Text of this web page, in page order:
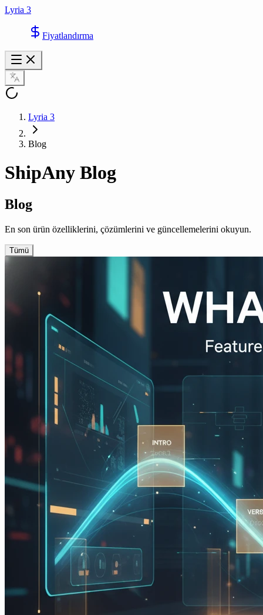
Lyria 3
Fiyatlandırma
Lyria 3
Blog
ShipAny Blog
Blog
En son ürün özelliklerini, çözümlerini ve güncellemelerini okuyun.
Tümü